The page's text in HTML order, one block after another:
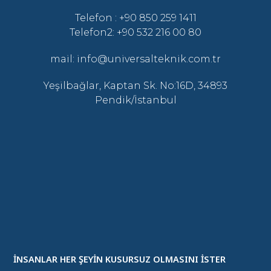
Telefon : +90 850 259 1411
Telefon2: +90 532 216 00 80
mail: info@universalteknik.com.tr
Yeşilbağlar, Kaptan Sk. No:16D, 34893
Pendik/İstanbul
İNSANLAR HER ŞEYİN KUSURSUZ OLMASINI İSTER